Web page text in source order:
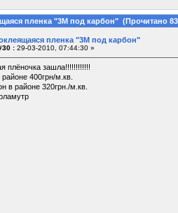
пленка "3М под карбон" (Прочитано
пленка "3М под карбон"
: 29-03-2010, 07:44:30 »
плёночка зашла!!!!!!!!!!!!
400грн/м.кв.
в районе 320грн./м.кв.